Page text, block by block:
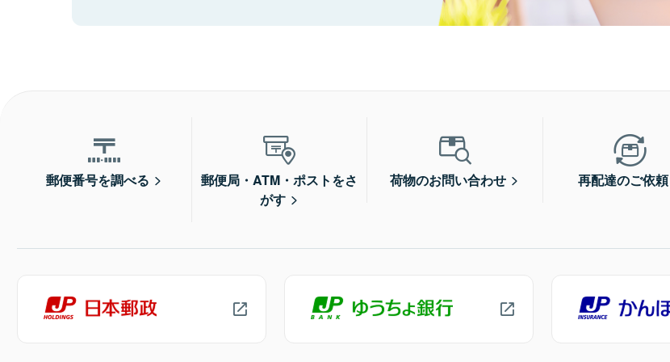
郵便番号を調べる
郵便局・ATM・ポストをさ
がす
荷物のお問い合わせ 再配達のご依頼